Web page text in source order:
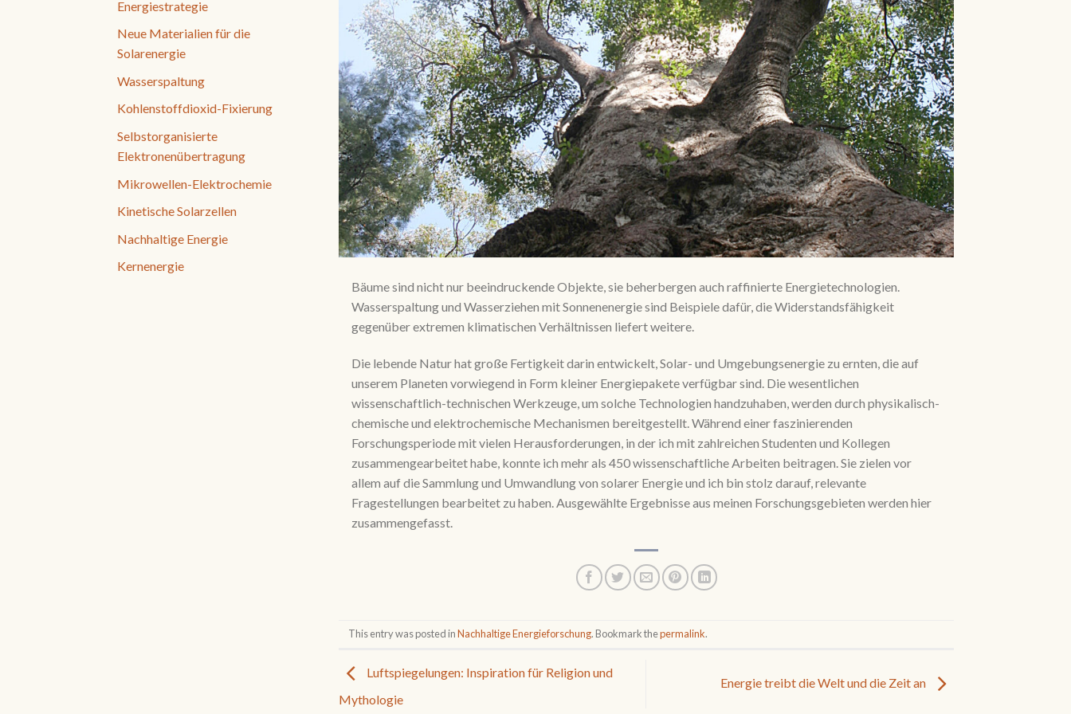
Energiestrategie
Neue Materialien für die
Solarenergie
Wasserspaltung
Kohlenstoffdioxid-Fixierung
Selbstorganisierte
Elektronenübertragung
Mikrowellen-Elektrochemie
Kinetische Solarzellen
Nachhaltige Energie
Kernenergie
Bäume sind nicht nur beeindruckende Objekte, sie beherbergen auch raffinierte Energietechnologien.
Wasserspaltung und Wasserziehen mit Sonnenenergie sind Beispiele dafür, die Widerstandsfähigkeit
gegenüber extremen klimatischen Verhältnissen liefert weitere.
Die lebende Natur hat große Fertigkeit darin entwickelt, Solar- und Umgebungsenergie zu ernten, die auf
unserem Planeten vorwiegend in Form kleiner Energiepakete verfügbar sind. Die wesentlichen
wissenschaftlich-technischen Werkzeuge, um solche Technologien handzuhaben, werden durch physikalisch-
chemische und elektrochemische Mechanismen bereitgestellt. Während einer faszinierenden
Forschungsperiode mit vielen Herausforderungen, in der ich mit zahlreichen Studenten und Kollegen
zusammengearbeitet habe, konnte ich mehr als 450 wissenschaftliche Arbeiten beitragen. Sie zielen vor
allem auf die Sammlung und Umwandlung von solarer Energie und ich bin stolz darauf, relevante
Fragestellungen bearbeitet zu haben. Ausgewählte Ergebnisse aus meinen Forschungsgebieten werden hier
zusammengefasst.
This entry was posted inNachhaltige Energieforschung. Bookmark thepermalink.
Luftspiegelungen: Inspiration für Religion und
Mythologie
Energie treibt die Welt und die Zeit an